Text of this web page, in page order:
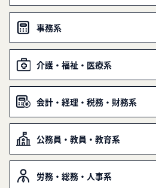
事務系
介護・福祉・医療系
会計・経理・税務・財務系
公務員・教員・教育系
労務・総務・人事系